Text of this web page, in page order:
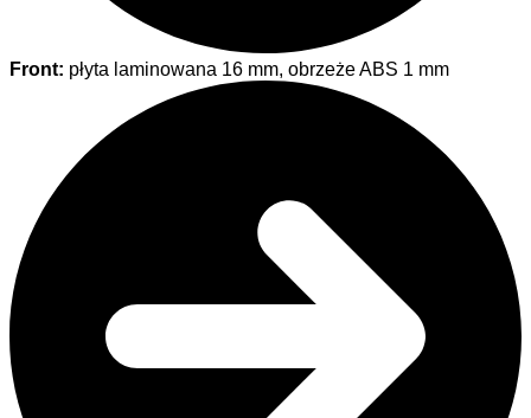
Front: płyta laminowana 16 mm, obrzeże ABS 1 mm